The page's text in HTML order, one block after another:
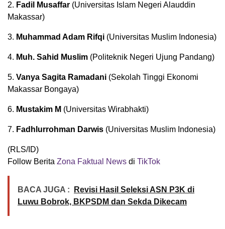
2. Fadil Musaffar (Universitas Islam Negeri Alauddin
Makassar)
3. Muhammad Adam Rifqi (Universitas Muslim Indonesia)
4. Muh. Sahid Muslim (Politeknik Negeri Ujung Pandang)
5. Vanya Sagita Ramadani (Sekolah Tinggi Ekonomi
Makassar Bongaya)
6. Mustakim M (Universitas Wirabhakti)
7. Fadhlurrohman Darwis (Universitas Muslim Indonesia)
(RLS/ID)
Follow Berita Zona Faktual News di TikTok
BACA JUGA :
Revisi Hasil Seleksi ASN P3K di
Luwu Bobrok, BKPSDM dan Sekda Dikecam